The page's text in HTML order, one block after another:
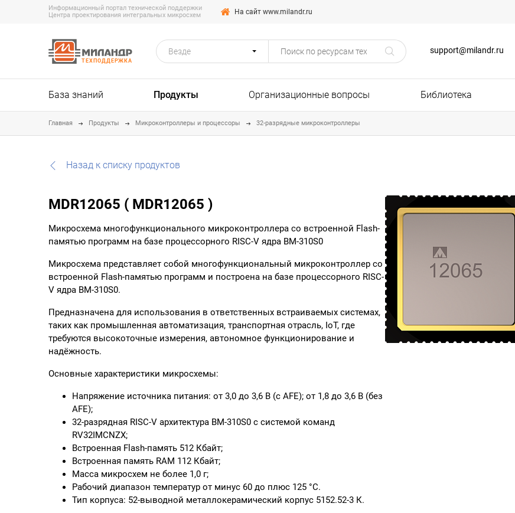
Информационный портал технической поддержки
Центра проектирования интегральных микросхем
На сайт www.milandr.ru
ТЕХПОДДЕРЖКА
Везде support@milandr.ru
База знаний Продукты Организационные вопросы Библиотека
Главная Продукты Микроконтроллеры и процессоры 32-разрядные микроконтроллеры
Назад к списку продуктов
MDR12065 ( MDR12065 )
Микросхема многофункционального микроконтроллера со встроенной Flash-
памятью программ на базе процессорного RISC-V ядра BM-310S0
Микросхема представляет собой многофункциональный микроконтроллер со
встроенной Flash-памятью программ и построена на базе процессорного RISC-
V ядра BM-310S0.
Предназначена для использования в ответственных встраиваемых системах,
таких как промышленная автоматизация, транспортная отрасль, IoT, где
требуются высокоточные измерения, автономное функционирование и
надёжность.
Основные характеристики микросхемы:
Напряжение источника питания: от 3,0 до 3,6 В (с AFE); от 1,8 до 3,6 В (без
AFE);
32-разрядная RISC-V архитектура BM-310S0 с системой команд
RV32IMCNZX;
Встроенная Flash-память 512 Кбайт;
Встроенная память RAM 112 Кбайт;
Масса микросхем не более 1,0 г;
Рабочий диапазон температур от минус 60 до плюс 125 °С.
Тип корпуса: 52-выводной металлокерамический корпус 5152.52-3 К.